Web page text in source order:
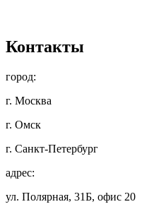
Контакты
город:
г. Москва
г. Омск
г. Санкт-Петербург
адрес:
ул. Полярная, 31Б, офис 20